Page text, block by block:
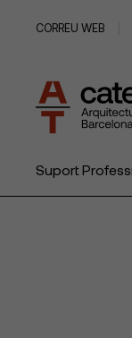
CORREU WEB
Suport